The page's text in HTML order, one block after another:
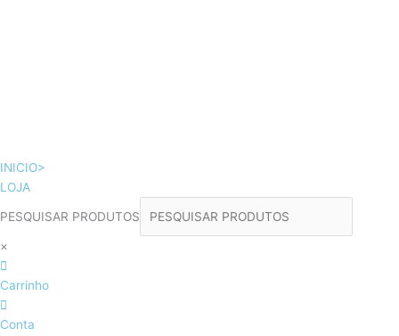
INICIO>
LOJA
PESQUISAR PRODUTOS
×
Carrinho
Conta